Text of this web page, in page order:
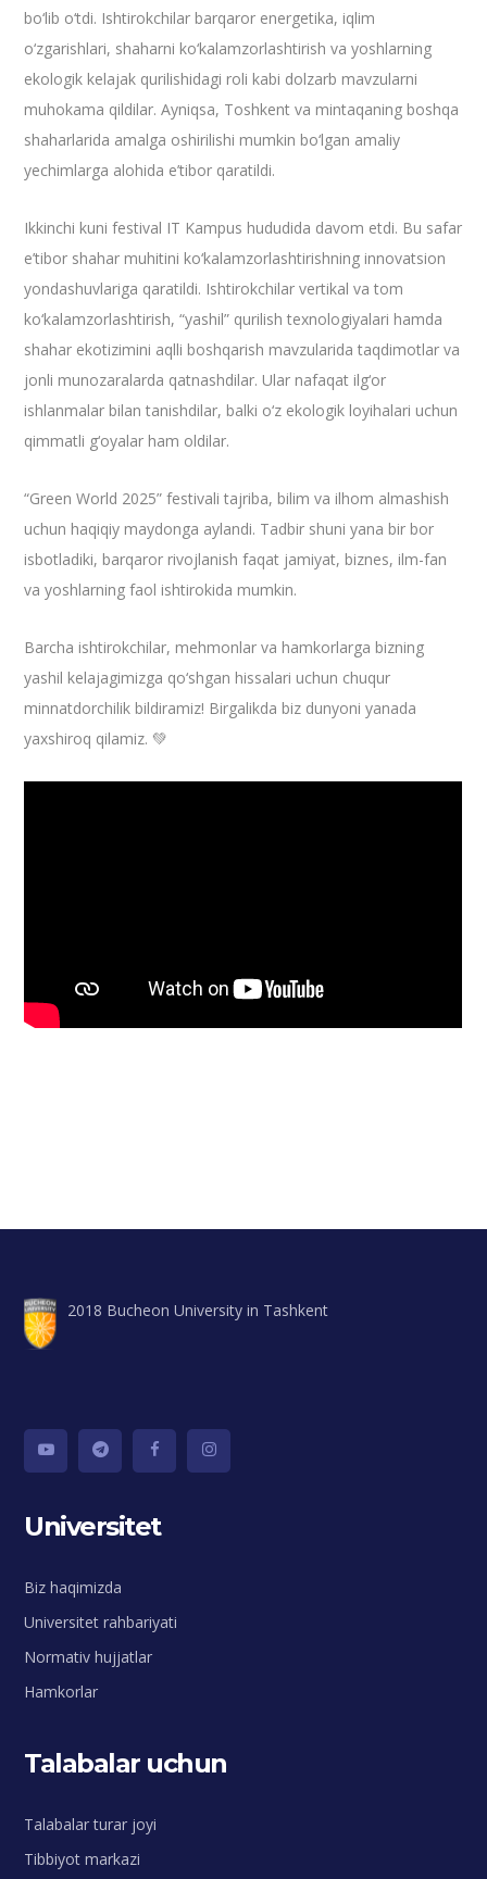
bo‘lib o‘tdi. Ishtirokchilar barqaror energetika, iqlim
o‘zgarishlari, shaharni ko‘kalamzorlashtirish va yoshlarning
ekologik kelajak qurilishidagi roli kabi dolzarb mavzularni
muhokama qildilar. Ayniqsa, Toshkent va mintaqaning boshqa
shaharlarida amalga oshirilishi mumkin bo‘lgan amaliy
yechimlarga alohida e’tibor qaratildi.
Ikkinchi kuni festival IT Kampus hududida davom etdi. Bu safar
e’tibor shahar muhitini ko‘kalamzorlashtirishning innovatsion
yondashuvlariga qaratildi. Ishtirokchilar vertikal va tom
ko‘kalamzorlashtirish, “yashil” qurilish texnologiyalari hamda
shahar ekotizimini aqlli boshqarish mavzularida taqdimotlar va
jonli munozaralarda qatnashdilar. Ular nafaqat ilg‘or
ishlanmalar bilan tanishdilar, balki o‘z ekologik loyihalari uchun
qimmatli g‘oyalar ham oldilar.
“Green World 2025” festivali tajriba, bilim va ilhom almashish
uchun haqiqiy maydonga aylandi. Tadbir shuni yana bir bor
isbotladiki, barqaror rivojlanish faqat jamiyat, biznes, ilm-fan
va yoshlarning faol ishtirokida mumkin.
Barcha ishtirokchilar, mehmonlar va hamkorlarga bizning
yashil kelajagimizga qo‘shgan hissalari uchun chuqur
minnatdorchilik bildiramiz! Birgalikda biz dunyoni yanada
yaxshiroq qilamiz. 💚
2018 Bucheon University in Tashkent
Universitet
Biz haqimizda
Universitet rahbariyati
Normativ hujjatlar
Hamkorlar
Talabalar uchun
Talabalar turar joyi
Tibbiyot markazi